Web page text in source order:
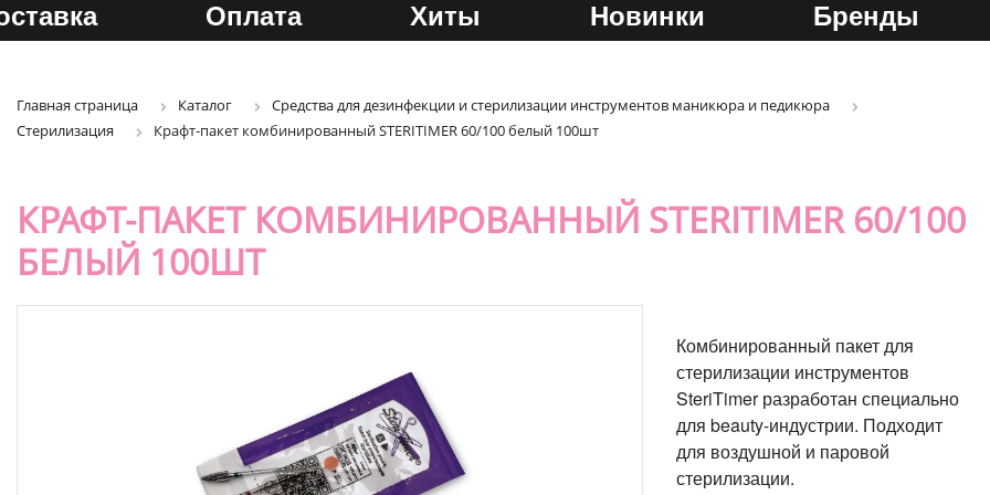
Оплата Хиты Новинки Бренды
Главная страница Каталог
Средства для дезинфекции и стерилизации инструментов маникюра и педикюра
Стерилизация
Крафт-пакет комбинированный STERITIMER 60/100 белый 100шт
КРАФТ-ПАКЕТ КОМБИНИРОВАННЫЙ STERITIMER 60/100
БЕЛЫЙ 100ШТ
Комбинированный пакет для
стерилизации инструментов
SteriTimer разработан специально
для beauty-индустрии. Подходит
для воздушной и паровой
стерилизации.